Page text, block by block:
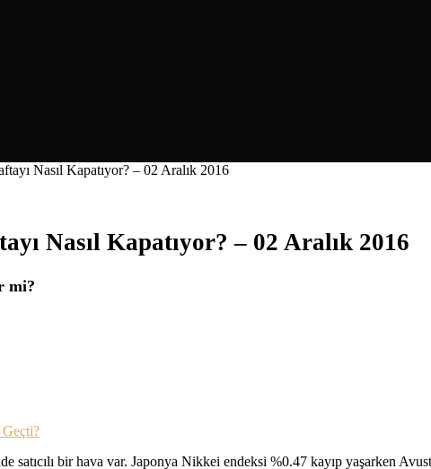
Nasıl Kapatıyor? – 02 Aralık 2016
Nasıl Kapatıyor? – 02 Aralık 2016
mi?
satıcılı bir hava var. Japonya Nikkei endeksi %0.47 kayıp